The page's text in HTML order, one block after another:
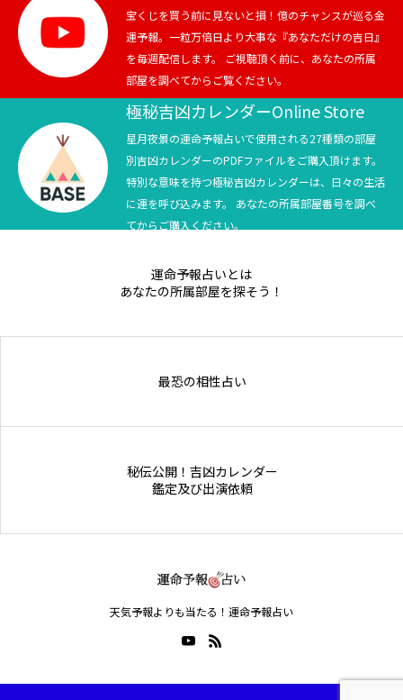
スポーツ
競馬
テニス四大大会・五輪
テニス四大大会・五輪
宝くじを買う前に見ないと損！億のチャンスが巡る金
運予報。一粒万倍日より大事な『あなただけの吉日』
を毎週配信します。 ご視聴頂く前に、あなたの所属
部屋を調べてからご覧ください。
極秘吉凶カレンダーOnline Store
星月夜景の運命予報占いで使用される27種類の部屋
別吉凶カレンダーのPDFファイルをご購入頂けます。
特別な意味を持つ極秘吉凶カレンダーは、日々の生活
に運を呼び込みます。 あなたの所属部屋番号を調べ
てからご購入ください。
運命予報占いとは
あなたの所属部屋を探そう！
最恐の相性占い
秘伝公開！吉凶カレンダー
鑑定及び出演依頼
天気予報よりも当たる！運命予報占い